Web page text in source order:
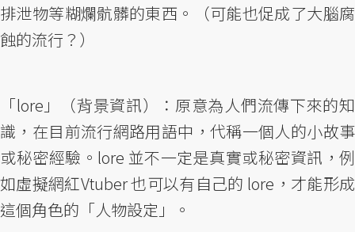
排泄物等糊爛骯髒的東西。（可能也促成了大腦腐
蝕的流行？）
「lore」（背景資訊）：原意為人們流傳下來的知
識，在目前流行網路用語中，代稱一個人的小故事
或秘密經驗。lore 並不一定是真實或秘密資訊，例
如虛擬網紅Vtuber 也可以有自己的 lore，才能形成
這個角色的「人物設定」。